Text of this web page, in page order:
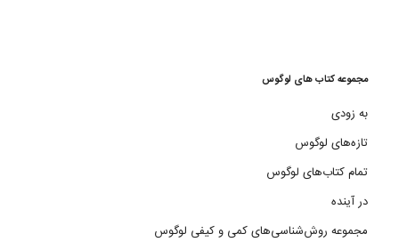
مجموعه کتاب های لوگوس
به زودی
تازه‌های لوگوس
تمام کتاب‌های لوگوس
در آینده
مجموعه روش‌شناسی‌های کمی و کیفی لوگوس